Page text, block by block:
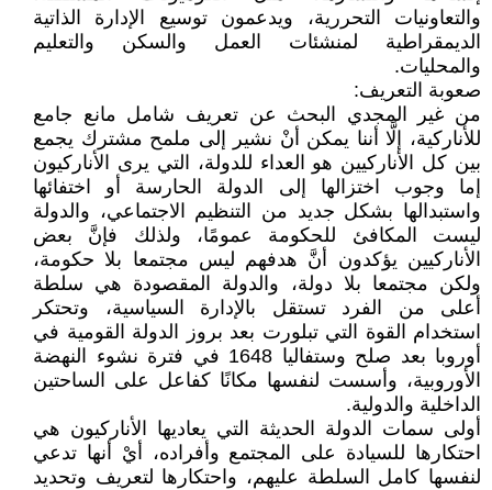
والتعاونيات التحررية، ويدعمون توسيع الإدارة الذاتية
الديمقراطية لمنشئات العمل والسكن والتعليم
والمحليات.
صعوبة التعريف:
من غير المجدي البحث عن تعريف شامل مانع جامع
للأناركية، إلَّا أننا يمكن أنْ نشير إلى ملمح مشترك يجمع
بين كل الأناركيين هو العداء للدولة، التي يرى الأناركيون
إما وجوب اختزالها إلى الدولة الحارسة أو اختفائها
واستبدالها بشكل جديد من التنظيم الاجتماعي، والدولة
ليست المكافئ للحكومة عمومًا، ولذلك فإنَّ بعض
الأناركيين يؤكدون أنَّ هدفهم ليس مجتمعا بلا حكومة،
ولكن مجتمعا بلا دولة، والدولة المقصودة هي سلطة
أعلى من الفرد تستقل بالإدارة السياسية، وتحتكر
استخدام القوة التي تبلورت بعد بروز الدولة القومية في
أوروبا بعد صلح وستفاليا 1648 في فترة نشوء النهضة
الأوروبية، وأسست لنفسها مكانًا كفاعل على الساحتين
الداخلية والدولية.
أولى سمات الدولة الحديثة التي يعاديها الأناركيون هي
احتكارها للسيادة على المجتمع وأفراده، أيْ أنها تدعي
لنفسها كامل السلطة عليهم، واحتكارها لتعريف وتحديد